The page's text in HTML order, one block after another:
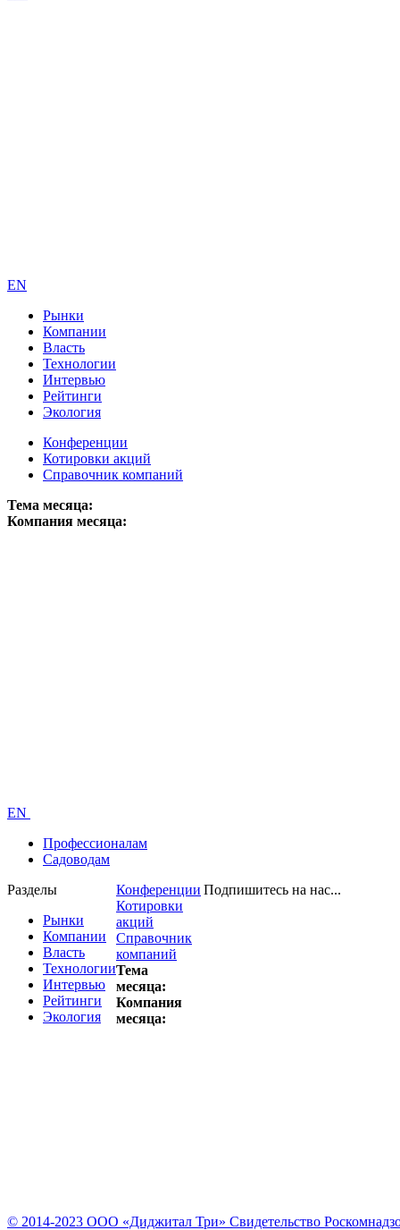
EN
Рынки
Компании
Власть
Технологии
Интервью
Рейтинги
Экология
Конференции
Котировки акций
Справочник компаний
Тема месяца:
Компания месяца:
EN
Профессионалам
Садоводам
Разделы
Рынки
Компании
Власть
Технологии
Интервью
Рейтинги
Экология
Конференции
Котировки
акций
Справочник
компаний
Тема
месяца:
Компания
месяца:
Подпишитесь на нас...
© 2014-2023 ООО «Диджитал Три» Свидетельство